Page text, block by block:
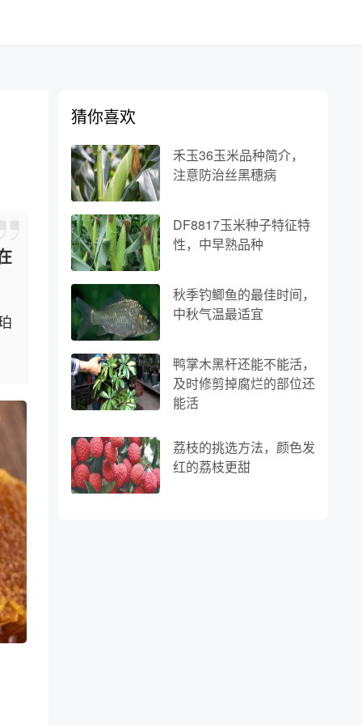
猜你喜欢
禾玉36玉米品种简介，
注意防治丝黑穗病
DF8817玉米种子特征特
性，中早熟品种
秋季钓鲫鱼的最佳时间，
中秋气温最适宜
鸭掌木黑杆还能不能活，
及时修剪掉腐烂的部位还
能活
荔枝的挑选方法，颜色发
红的荔枝更甜